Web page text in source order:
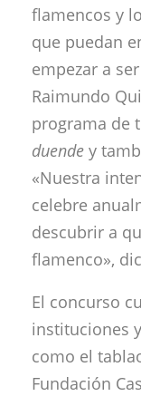
flamencos y
que puedan
empezar a
Raimundo
programa de
duende y
«Nuestra
celebre
descubrir a
flamenco»,
El concurso
instituciones
como el
Fundación